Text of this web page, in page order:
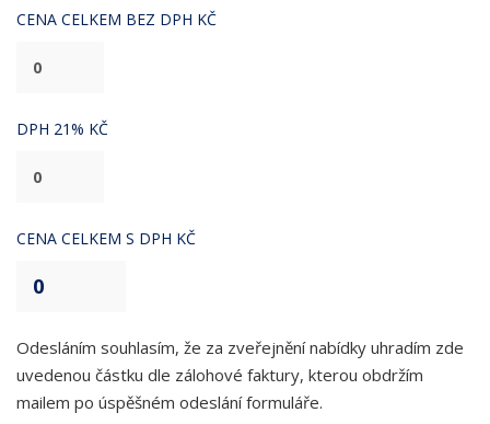
CENA CELKEM BEZ DPH KČ
DPH 21% KČ
CENA CELKEM S DPH KČ
Odesláním souhlasím, že za zveřejnění nabídky uhradím zde
uvedenou částku dle zálohové faktury, kterou obdržím
mailem po úspěšném odeslání formuláře.